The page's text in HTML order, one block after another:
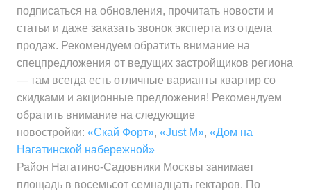
подписаться на обновления, прочитать новости и
статьи и даже заказать звонок эксперта из отдела
продаж. Рекомендуем обратить внимание на
спецпредложения от ведущих застройщиков региона
— там всегда есть отличные варианты квартир со
скидками и акционные предложения! Рекомендуем
обратить внимание на следующие
новостройки: «Скай Форт», «Just M», «Дом на
Нагатинской набережной»
Район Нагатино-Садовники Москвы занимает
площадь в восемьсот семнадцать гектаров. По